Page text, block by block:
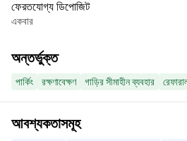
ফেরতযোগ্য ডিপোজিট
একবার
অন্তর্ভুক্ত
পার্কিং রক্ষণাবেক্ষণ গাড়ির সীমাহীন ব্যবহার
আবশ্যকতাসমূহ